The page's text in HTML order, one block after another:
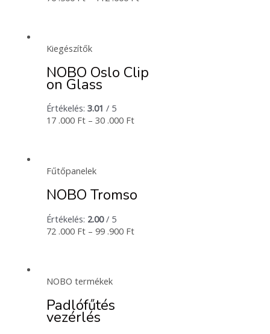
Kiegészítők
NOBO Oslo Clip
on Glass
Értékelés:3.01 / 5
17 .000 Ft –30 .000 Ft
Fűtőpanelek
NOBO Tromso
Értékelés: 2.00/ 5
72 .000 Ft –99 .900 Ft
NOBO termékek
Padlófűtés
vezérlés